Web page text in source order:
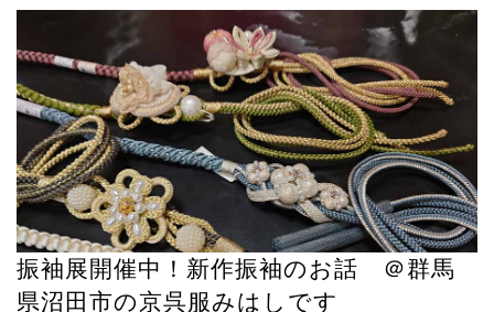
振袖展開催中！新作振袖のお話 ＠群馬
県沼田市の京呉服みはしです